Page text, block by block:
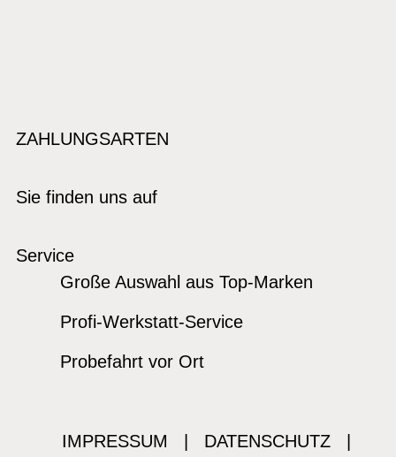
ZAHLUNGSARTEN
Sie finden uns auf
Service
Große Auswahl aus Top-Marken
Profi-Werkstatt-Service
Probefahrt vor Ort
IMPRESSUM DATENSCHUTZ